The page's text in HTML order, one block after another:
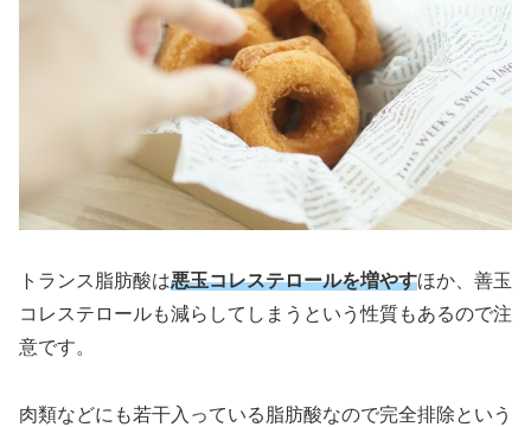
トランス脂肪酸は悪玉コレステロールを増やすほか、善玉
コレステロールも減らしてしまうという性質もあるので注
意です。
肉類などにも若干入っている脂肪酸なので完全排除という